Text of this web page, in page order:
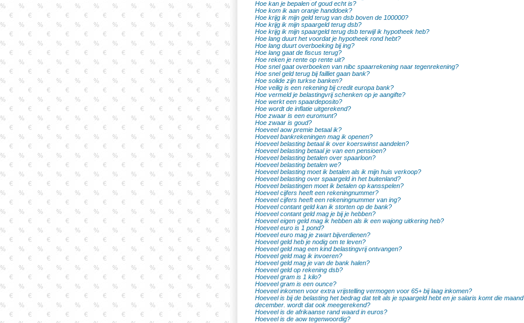
Hoe kan je bepalen of goud echt is?
Hoe kom ik aan oranje handdoek?
Hoe krijg ik mijn geld terug van dsb boven de 100000?
Hoe krijg ik mijn spaargeld terug dsb?
Hoe krijg ik mijn spaargeld terug dsb terwijl ik hypotheek heb?
Hoe lang duurt het voordat je hypotheek rond hebt?
Hoe lang duurt overboeking bij ing?
Hoe lang gaat de fiscus terug?
Hoe reken je rente op rente uit?
Hoe snel gaat overboeken van nibc spaarrekening naar tegenrekening?
Hoe snel geld terug bij failliet gaan bank?
Hoe solide zijn turkse banken?
Hoe veilig is een rekening bij credit europa bank?
Hoe vermeld je belastingvrij schenken op je aangifte?
Hoe werkt een spaardeposito?
Hoe wordt de inflatie uitgerekend?
Hoe zwaar is een euromunt?
Hoe zwaar is goud?
Hoeveel aow premie betaal ik?
Hoeveel bankrekeningen mag ik openen?
Hoeveel belasting betaal ik over koerswinst aandelen?
Hoeveel belasting betaal je van een pensioen?
Hoeveel belasting betalen over spaarloon?
Hoeveel belasting betalen we?
Hoeveel belasting moet ik betalen als ik mijn huis verkoop?
Hoeveel belasting over spaargeld in het buitenland?
Hoeveel belastingen moet ik betalen op kansspelen?
Hoeveel cijfers heeft een rekeningnummer?
Hoeveel cijfers heeft een rekeningnummer van ing?
Hoeveel contant geld kan ik storten op de bank?
Hoeveel contant geld mag je bij je hebben?
Hoeveel eigen geld mag ik hebben als ik een wajong uitkering heb?
Hoeveel euro is 1 pond?
Hoeveel euro mag je zwart bijverdienen?
Hoeveel geld heb je nodig om te leven?
Hoeveel geld mag een kind belastingvrij ontvangen?
Hoeveel geld mag ik invoeren?
Hoeveel geld mag je van de bank halen?
Hoeveel geld op rekening dsb?
Hoeveel gram is 1 kilo?
Hoeveel gram is een ounce?
Hoeveel inkomen voor extra vrijstelling vermogen voor 65+ bij laag inkomen?
Hoeveel is bij de belasting het bedrag dat telt als je spaargeld hebt en je salaris komt die
december. wordt dat ook meegerekend?
Hoeveel is de afrikaanse rand waard in euros?
Hoeveel is de aow tegenwoordig?